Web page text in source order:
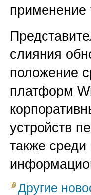
применение
слияния
положение
платформ
устройств
также
Другие